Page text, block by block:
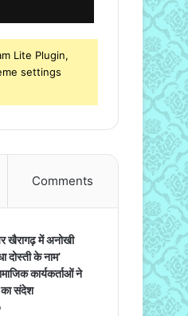
Lite Plugin,
settings
Comments
खैरागढ़ में अनोखी
दोस्ती के नाम’
कार्यकर्ताओं ने
का संदेश